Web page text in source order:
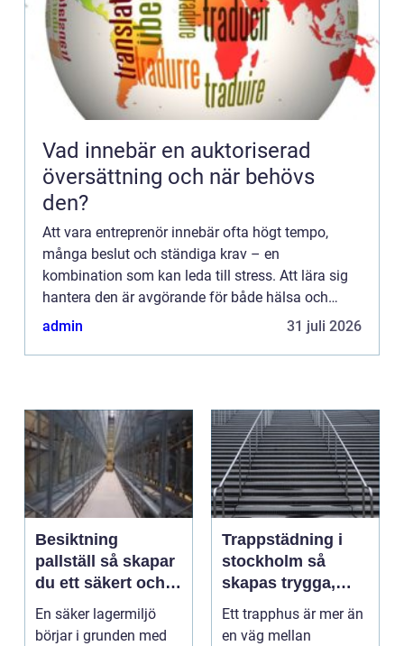
Vad innebär en auktoriserad
översättning och när behövs
den?
Att vara entreprenör innebär ofta högt tempo,
många beslut och ständiga krav – en
kombination som kan leda till stress. Att lära sig
hantera den är avgörande för både hälsa och
framg&arin...
admin 31 juli 2026
Besiktning
pallställ så skapar
du ett säkert och
effektivt lager
En säker lagermiljö
börjar i grunden med
Trappstädning i
stockholm så
skapas trygga,
rena och hållbara
trapphus
Ett trapphus är mer än
en väg mellan